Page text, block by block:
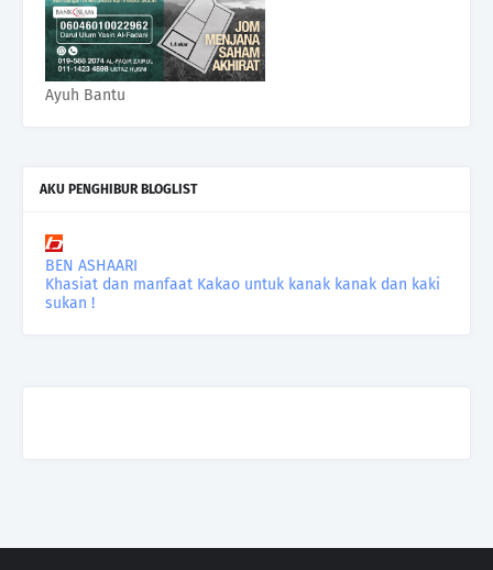
Ayuh Bantu
AKU PENGHIBUR BLOGLIST
BEN ASHAARI
Khasiat dan manfaat Kakao untuk kanak kanak dan kaki
sukan !